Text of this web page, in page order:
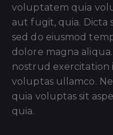
voluptatem quia
aut fugit, quia. Dicta
sed do eiusmod
dolore magna
nostrud exercitation
voluptas ullamco.
quia voluptas sit
quia.